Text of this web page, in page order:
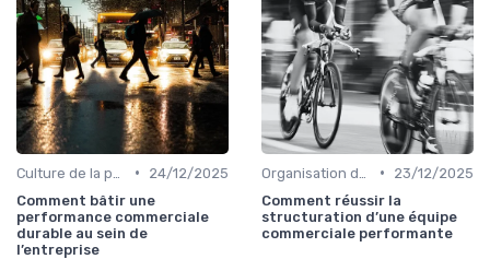
•
24/12/2025
Comment bâtir une
performance commerciale
durable au sein de
l’entreprise
•
23/12/2025
Comment réussir la
structuration d’une équipe
commerciale performante